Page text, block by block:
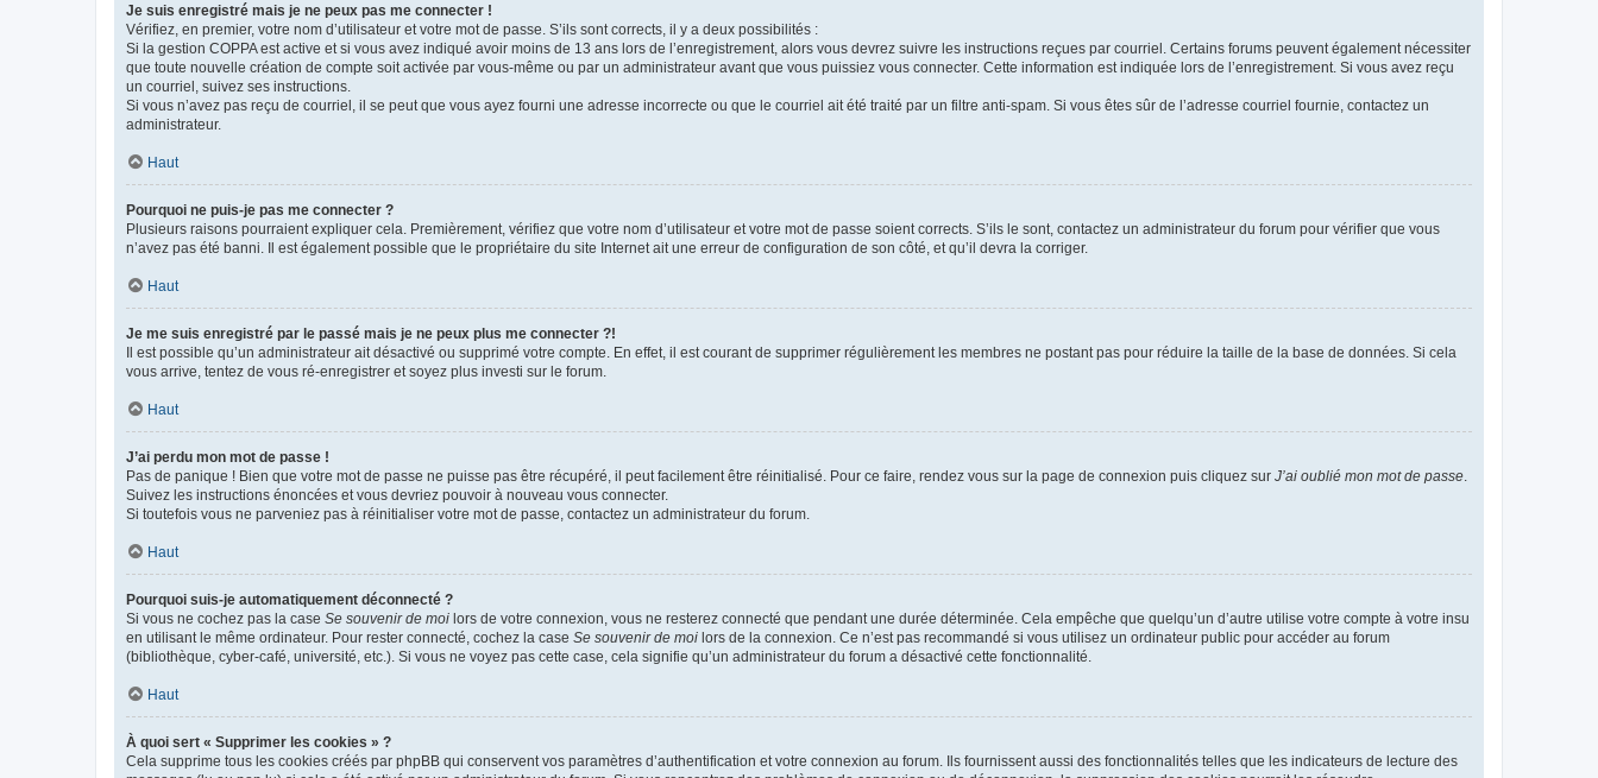
Je suis enregistré mais je ne peux pas me connecter !
Vérifiez, en premier, votre nom d’utilisateur et votre mot de passe. S’ils sont corrects, il y a deux possibilités :
Si la gestion COPPA est active et si vous avez indiqué avoir moins de 13 ans lors de l’enregistrement, alors vous devrez suivre les instructions reçues par courriel. Certains forums peuvent également nécessiter
que toute nouvelle création de compte soit activée par vous-même ou par un administrateur avant que vous puissiez vous connecter. Cette information est indiquée lors de l’enregistrement. Si vous avez reçu
un courriel, suivez ses instructions.
Si vous n’avez pas reçu de courriel, il se peut que vous ayez fourni une adresse incorrecte ou que le courriel ait été traité par un filtre anti-spam. Si vous êtes sûr de l’adresse courriel fournie, contactez un
administrateur.
Haut
Pourquoi ne puis-je pas me connecter ?
Plusieurs raisons pourraient expliquer cela. Premièrement, vérifiez que votre nom d’utilisateur et votre mot de passe soient corrects. S’ils le sont, contactez un administrateur du forum pour vérifier que vous
n’avez pas été banni. Il est également possible que le propriétaire du site Internet ait une erreur de configuration de son côté, et qu’il devra la corriger.
Haut
Je me suis enregistré par le passé mais je ne peux plus me connecter ?!
Il est possible qu’un administrateur ait désactivé ou supprimé votre compte. En effet, il est courant de supprimer régulièrement les membres ne postant pas pour réduire la taille de la base de données. Si cela
vous arrive, tentez de vous ré-enregistrer et soyez plus investi sur le forum.
Haut
J’ai perdu mon mot de passe !
Pas de panique ! Bien que votre mot de passe ne puisse pas être récupéré, il peut facilement être réinitialisé. Pour ce faire, rendez vous sur la page de connexion puis cliquez sur J’ai oublié mon mot de passe
Suivez les instructions énoncées et vous devriez pouvoir à nouveau vous connecter.
Si toutefois vous ne parveniez pas à réinitialiser votre mot de passe, contactez un administrateur du forum.
Haut
Pourquoi suis-je automatiquement déconnecté ?
Si vous ne cochez pas la case Se souvenir de moi lors de votre connexion, vous ne resterez connecté que pendant une durée déterminée. Cela empêche que quelqu’un d’autre utilise votre compte à votre insu
en utilisant le même ordinateur. Pour rester connecté, cochez la case Se souvenir de moi lors de la connexion. Ce n’est pas recommandé si vous utilisez un ordinateur public pour accéder au forum
(bibliothèque, cyber-café, université, etc.). Si vous ne voyez pas cette case, cela signifie qu’un administrateur du forum a désactivé cette fonctionnalité.
Haut
À quoi sert « Supprimer les cookies » ?
Cela supprime tous les cookies créés par phpBB qui conservent vos paramètres d’authentification et votre connexion au forum. Ils fournissent aussi des fonctionnalités telles que les indicateurs de lecture des